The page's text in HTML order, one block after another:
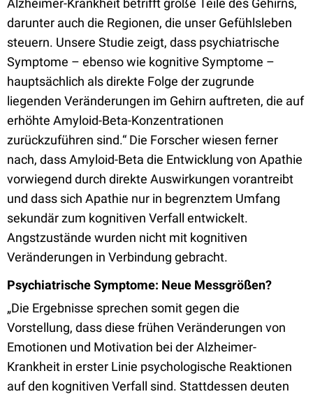
Alzheimer-Krankheit betrifft große Teile des Gehirns,
darunter auch die Regionen, die unser Gefühlsleben
steuern. Unsere Studie zeigt, dass psychiatrische
Symptome – ebenso wie kognitive Symptome –
hauptsächlich als direkte Folge der zugrunde
liegenden Veränderungen im Gehirn auftreten, die auf
erhöhte Amyloid-Beta-Konzentrationen
zurückzuführen sind.“ Die Forscher wiesen ferner
nach, dass Amyloid-Beta die Entwicklung von Apathie
vorwiegend durch direkte Auswirkungen vorantreibt
und dass sich Apathie nur in begrenztem Umfang
sekundär zum kognitiven Verfall entwickelt.
Angstzustände wurden nicht mit kognitiven
Veränderungen in Verbindung gebracht.
Psychiatrische Symptome: Neue Messgrößen?
„Die Ergebnisse sprechen somit gegen die
Vorstellung, dass diese frühen Veränderungen von
Emotionen und Motivation bei der Alzheimer-
Krankheit in erster Linie psychologische Reaktionen
auf den kognitiven Verfall sind. Stattdessen deuten